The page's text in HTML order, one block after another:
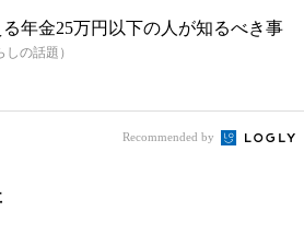
る年金25万円以下の人が知るべき事
しの話題）
Recommended by